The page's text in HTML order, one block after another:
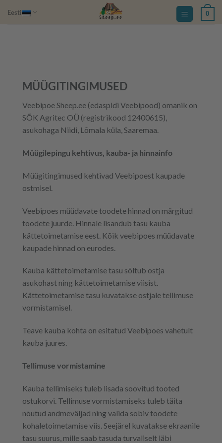
Eesti 0
MÜÜGITINGIMUSED
Veebipoe Sheep.ee (edaspidi Veebipood) omanik on
SÕK Agritec OÜ (registrikood 12400615),
asukohaga Niidi, Lõmala küla, Saaremaa.
Müügilepingu kehtivus, kauba- ja hinnainfo
Müügitingimused kehtivad Veebipoest kaupade
ostmisel.
Veebipoes müüdavate toodete hinnad on märgitud
toodete juurde. Hinnale lisandub tasu kauba
kättetoimetamise eest. Kõik veebipoes müüdavate
kaupade hinnad on eurodes.
Kauba kättetoimetamise tasu sõltub ostja
asukohast ning kättetoimetamise viisist.
Kättetoimetamise tasu kuvatakse ostjale tellimuse
vormistamisel.
Teave kauba kohta on esitatud Veebipoes vahetult
kauba juures.
Tellimuse vormistamine
Kauba tellimiseks tuleb lisada soovitud tooted
ostukorvi. Tellimuse vormistamiseks tuleb täita
nõutud andmeväljad ning valida sobiv toodete
kohaletoimetamise viis. Seejärel kuvatakse ekraanile
tasu suurus, mille saab tasuda turvaliselt läbi